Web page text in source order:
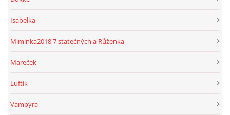
Isabelka
Miminka2018 7 statečných a Růženka
Mareček
Luftík
Vampýra